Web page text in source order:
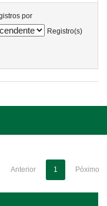
por
Registro(s)
Anterior 1 Póximo